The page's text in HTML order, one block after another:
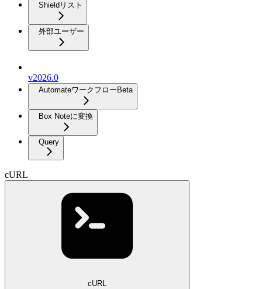
Shieldリスト
外部ユーザー
v2026.0
Automateワークフロー Beta
Box Noteに変換
Query
cURL
cURL